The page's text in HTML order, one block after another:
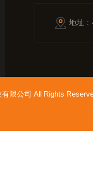
地址
有限公司 All Rights